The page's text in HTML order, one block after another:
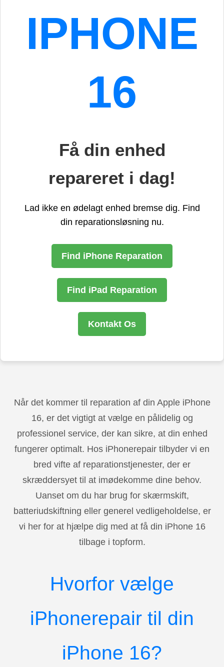
IPHONE
16
Få din enhed
repareret i dag!
Lad ikke en ødelagt enhed bremse dig. Find
din reparationsløsning nu.
Find iPhone Reparation
Find iPad Reparation
Kontakt Os
Når det kommer til reparation af din Apple iPhone
16, er det vigtigt at vælge en pålidelig og
professionel service, der kan sikre, at din enhed
fungerer optimalt. Hos iPhonerepair tilbyder vi en
bred vifte af reparationstjenester, der er
skræddersyet til at imødekomme dine behov.
Uanset om du har brug for skærmskift,
batteriudskiftning eller generel vedligeholdelse, er
vi her for at hjælpe dig med at få din iPhone 16
tilbage i topform.
Hvorfor vælge
iPhonerepair til din
iPhone 16?